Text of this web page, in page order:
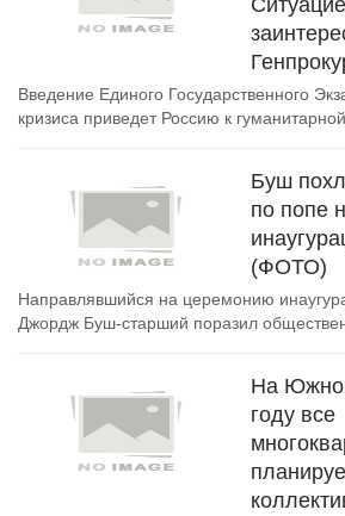
Введение Единого Государственного
кризиса приведет Россию к
Буш
по попе
(ФОТО)
Направлявшийся на церемонию
Джордж Буш-старший поразил
На
году все